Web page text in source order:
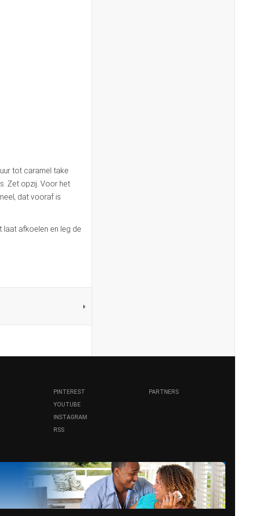
tot caramel take
Zet opzij. Voor het
dat vooraf is
laat afkoelen en leg de
PINTEREST
YOUTUBE
INSTAGRAM
RSS
PARTNERS